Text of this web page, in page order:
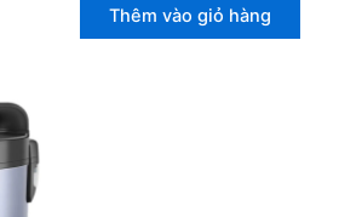
Thêm vào giỏ hàng